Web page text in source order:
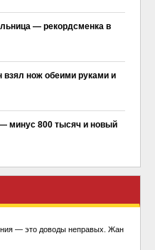
— рекордсменка в
нож обеими руками и
минус 800 тысяч и новый
— это доводы неправых. Жан